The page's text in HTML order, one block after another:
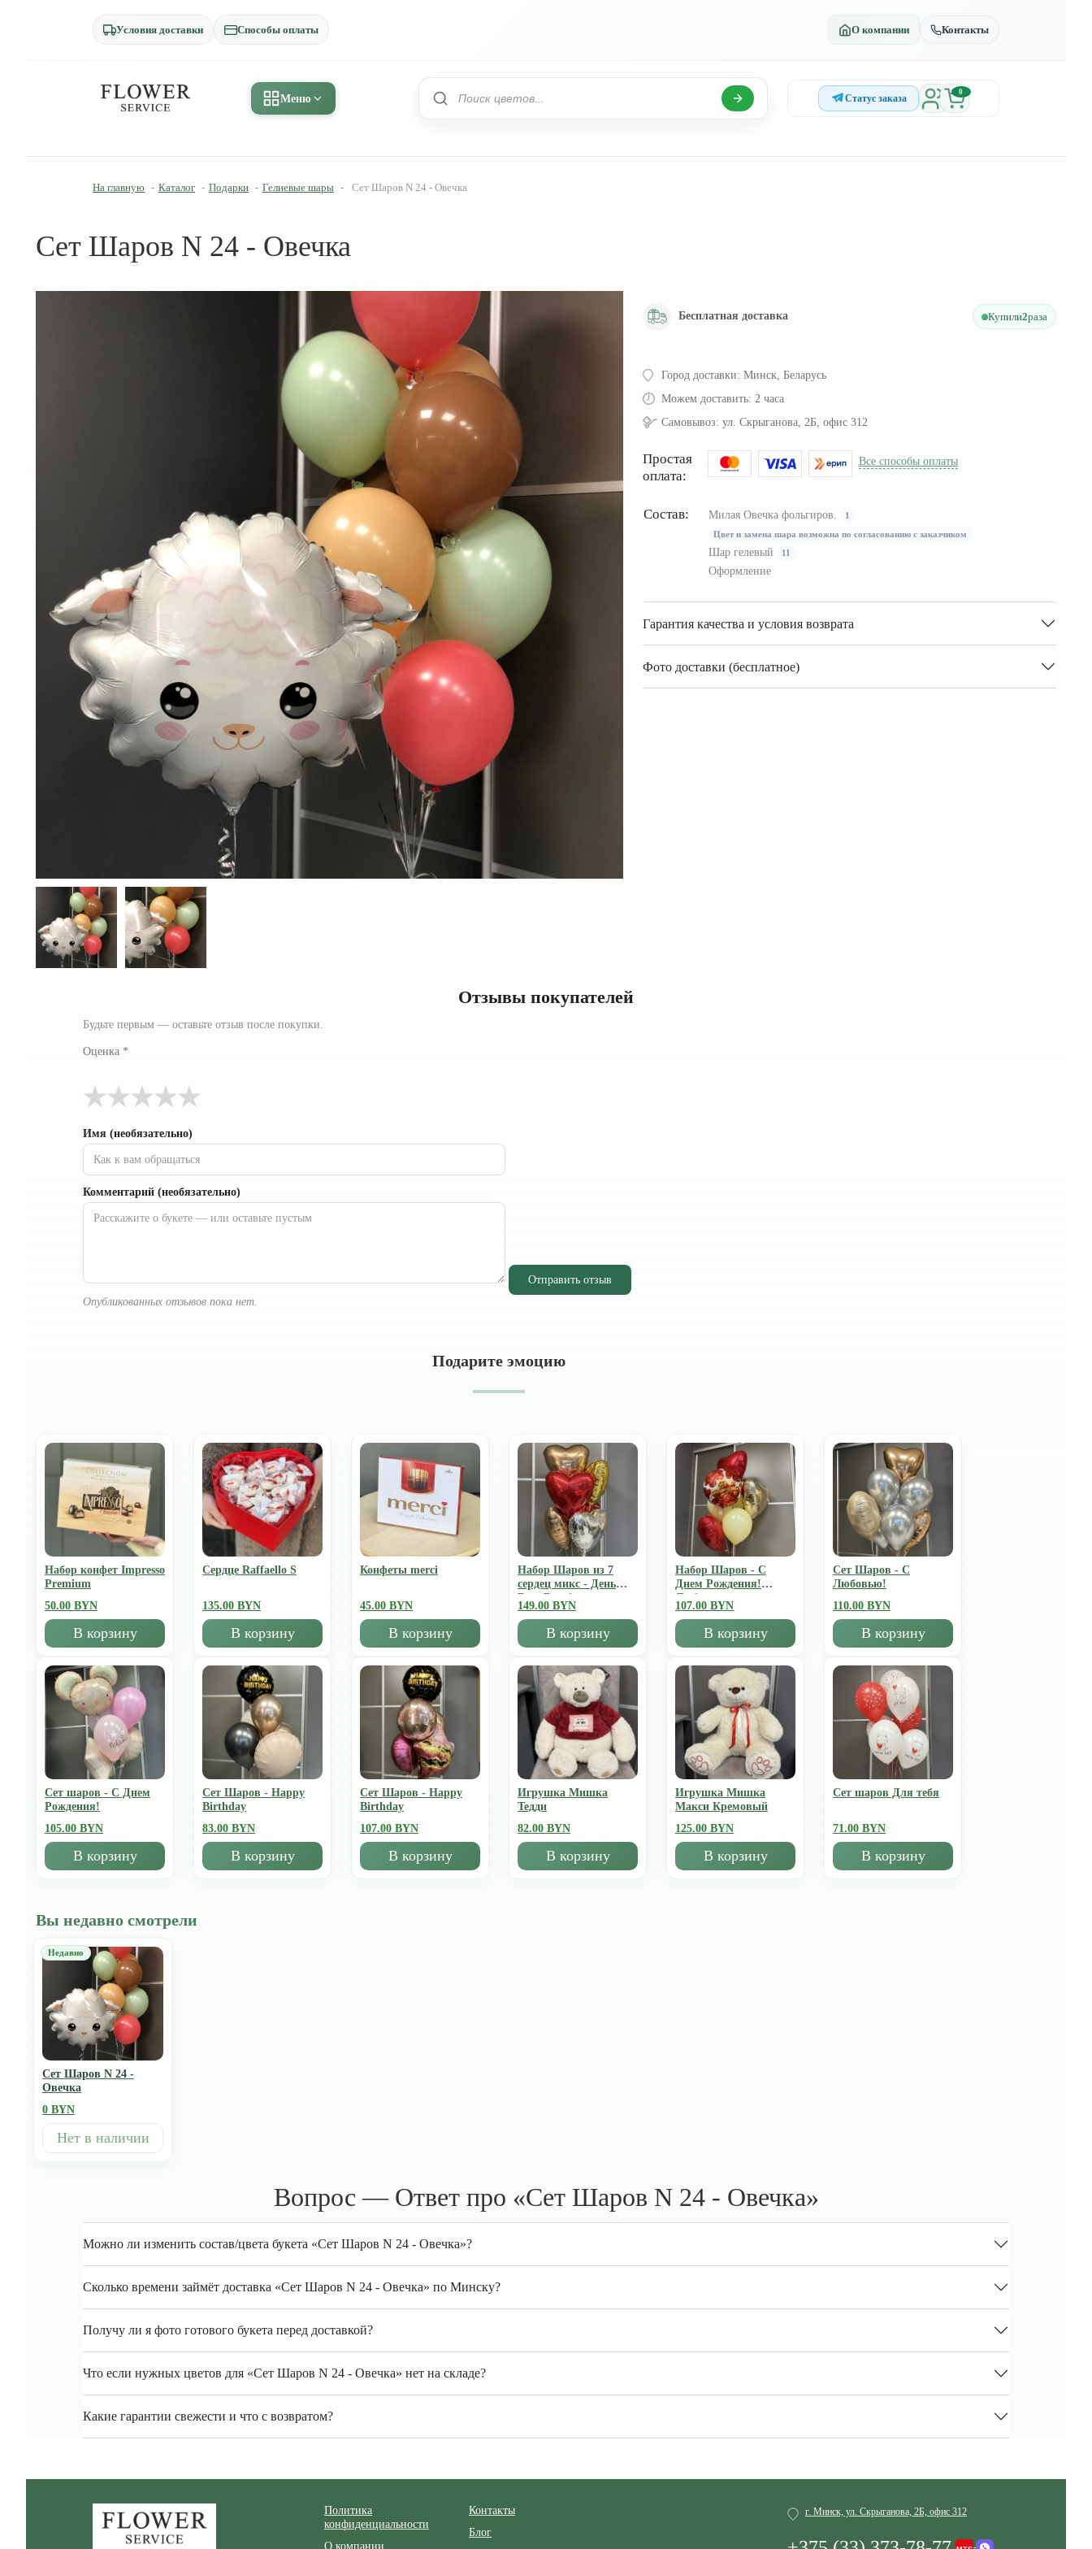
Условия доставки Способы оплаты О компании Контакты
Меню Статус заказа
0
На главную - Каталог - Подарки - Гелиевые шары - Сет Шаров N 24 - Овечка
Сет Шаров N 24 - Овечка
Бесплатная доставка Купили2раза
Город доставки: Минск, Беларусь
Можем доставить: 2 часа
Самовывоз: ул. Скрыганова, 2Б, офис 312
Простая
оплата:
Все способы оплаты
Состав: Милая Овечка фольгиров. 1
Цвет и замена шара возможна по согласованию с заказчиком
Шар гелевый 11
Оформление
Гарантия качества и условия возврата
Фото доставки (бесплатное)
Отзывы покупателей
Будьте первым — оставьте отзыв после покупки.
Оценка *
★
★
★
★
★
Имя (необязательно)
Комментарий (необязательно)
Отправить отзыв
Опубликованных отзывов пока нет.
Подарите эмоцию
Набор конфет Impresso
Premium
50.00 BYN
В корзину
Сердце Raffaello S
135.00 BYN
В корзину
Конфеты merci
45.00 BYN
В корзину
Набор Шаров из 7
сердец микс - День
Всех Влюбленных
149.00 BYN
В корзину
Набор Шаров - С
Днем Рождения!
Люблю
107.00 BYN
В корзину
Сет Шаров - С
Любовью!
110.00 BYN
В корзину
Сет шаров - С Днем
Рождения!
105.00 BYN
В корзину
Сет Шаров - Happy
Birthday
83.00 BYN
В корзину
Сет Шаров - Happy
Birthday
107.00 BYN
В корзину
Игрушка Мишка
Тедди
82.00 BYN
В корзину
Игрушка Мишка
Mакси Кремовый
125.00 BYN
В корзину
Сет шаров Для тебя
71.00 BYN
В корзину
Вы недавно смотрели
Сет Шаров N 24 -
Овечка
0 BYN
Нет в наличии
Вопрос — Ответ про «Сет Шаров N 24 - Овечка»
Можно ли изменить состав/цвета букета «Сет Шаров N 24 - Овечка»?
Сколько времени займёт доставка «Сет Шаров N 24 - Овечка» по Минску?
Получу ли я фото готового букета перед доставкой?
Что если нужных цветов для «Сет Шаров N 24 - Овечка» нет на складе?
Какие гарантии свежести и что с возвратом?
Политика
конфиденциальности
О компании
Контакты
Блог
г. Минск, ул. Скрыганова, 2Б, офис 312